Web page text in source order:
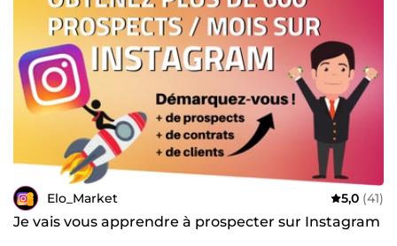
Elo_Market 5,0 (41)
Je vais vous apprendre à prospecter sur Instagram